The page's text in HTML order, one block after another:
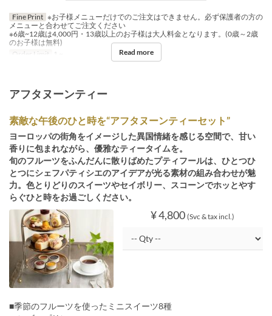
Fine Print ※お子様メニューだけでのご注文はできません。必ず保護者の方の
メニューと合わせてご注文ください
※6歳~12歳は4,000円・13歳以上のお子様は大人料金となります。(0歳～2歳
のお子様は無料)
Order Limit
1 ~ Read more
アフタヌーンティー
素敵な午後のひと時を“アフタヌーンティーセット”
ヨーロッパの街角をイメージした異国情緒を感じる空間で、甘い
香りに包まれながら、優雅なティータイムを。
旬のフルーツをふんだんに散りばめたプティフールは、ひとつひ
とつにシェフパティシエのアイデアが光る素材の組み合わせが魅
力。色とりどりのスイーツやセイボリー、スコーンでホッとやす
らぐひと時をお過ごしください。
¥ 4,800 (Svc & tax incl.)
■季節のフルーツを使ったミニスイーツ8種